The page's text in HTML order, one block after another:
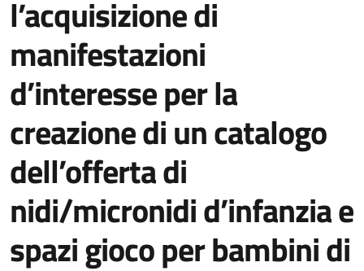
l’acquisizione di
manifestazioni
d’interesse per la
creazione di un catalogo
dell’offerta di
nidi/micronidi d’infanzia e
spazi gioco per bambini di